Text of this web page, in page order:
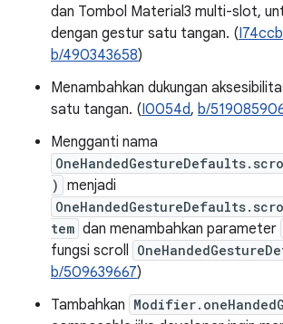
dan Tombol Material3 multi-slot,
dengan gestur satu tangan. (I74ccb
b/490343658)
Menambahkan dukungan
satu tangan. (I0054d, b/
Mengganti nama
) menjadi
tem dan menambahkan parameter
fungsi scroll
b/509639667)
Tambahkan